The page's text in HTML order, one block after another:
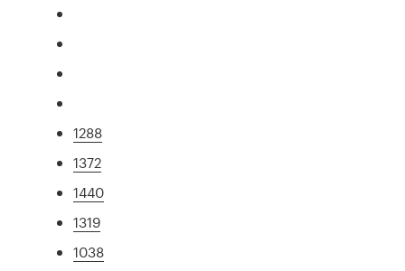
1288
1372
1440
1319
1038